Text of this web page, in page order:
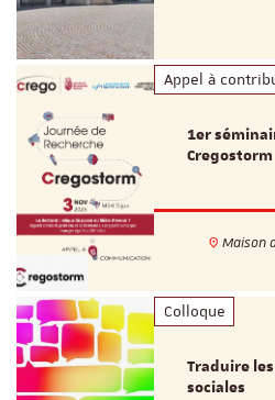
Appel à
1er
Cregostorm
Maison
Colloque
Traduire
sociales